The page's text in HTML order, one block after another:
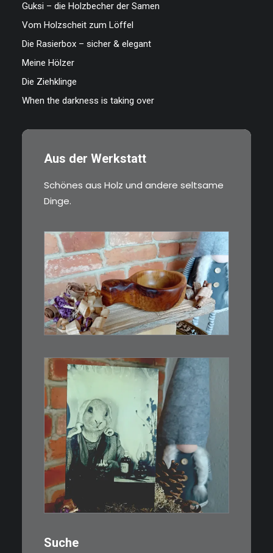
Guksi – die Holzbecher der Samen
Vom Holzscheit zum Löffel
Die Rasierbox – sicher & elegant
Meine Hölzer
Die Ziehklinge
When the darkness is taking over
Aus der Werkstatt
Schönes aus Holz und andere seltsame
Dinge.
€15,00
Ein Holzbecher im Wikinger-Stil.
Inspiriert…
€3,00
Limitierte Auflage. Original:
Abzug von…
Suche